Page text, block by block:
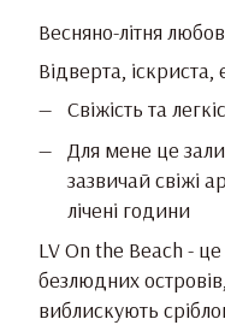
Весняно-літня любов
Відверта, іскриста,
Свіжість та
Для мене це
зазвичай свіжі
лічені години
LV On the Beach - це
безлюдних
виблискують